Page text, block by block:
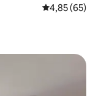
საშუალო
4,85 (65)